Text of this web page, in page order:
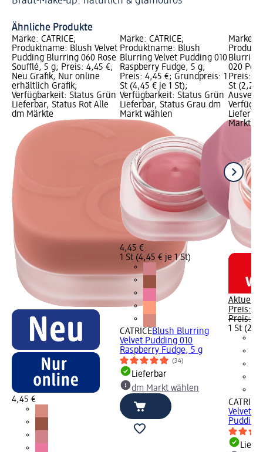
Ähnliche Produkte
Marke: CATRICE;
Produktname: Blush Velvet
Pudding Blurring 060 Rose
Soufflé, 5 g; Preis: 4,45 €;
Neu Grafik, Nur online
erhältlich Grafik;
Verfügbarkeit: Status Grün
Lieferbar, Status Rot Alle
dm Märkte
4,45 €
Marke: CATRICE;
Produktname: Blush
Blurring Velvet Pudding 010
Raspberry Fudge, 5 g;
Preis: 4,45 €; Grundpreis: 1
St (4,45 € je 1 St);
Verfügbarkeit: Status Grün
Lieferbar, Status Grau dm
Markt wählen
4,45 €
1 St (4,45 € je 1 St)
CATRICEBlush Blurring
Velvet Pudding 010
Raspberry Fudge, 5 g
(34)
Lieferbar
dm Markt wählen
Marke:
Blurring
020
Preis:
St (2,25
Markt
Aktueller
Preis:
Preis:
1 St
CATRICE
Velvet